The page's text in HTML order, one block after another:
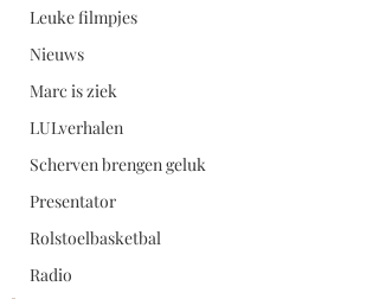
Leuke filmpjes
Nieuws
Marc is ziek
LULverhalen
Scherven brengen geluk
Presentator
Rolstoelbasketbal
Radio